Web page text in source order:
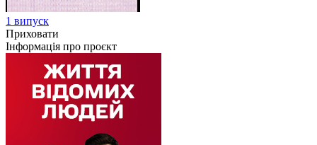
1 випуск
Приховати
Інформація про проєкт